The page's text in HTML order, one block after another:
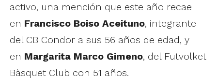
activo, una mención que este año recae
en Francisco Boiso Aceituno, integrante
del CB Condor a sus 56 años de edad, y
en Margarita Marco Gimeno, del Futvolket
Bàsquet Club con 51 años.